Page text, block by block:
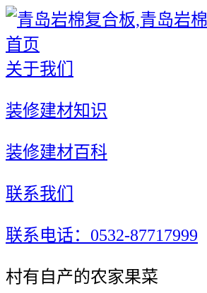
首页
关于我们
装修建材知识
装修建材百科
联系我们
联系电话：0532-87717999
村有自产的农家果菜